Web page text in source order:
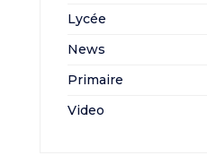
Lycée
News
Primaire
Video